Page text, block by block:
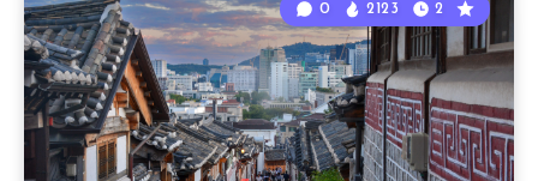
0 2123 2